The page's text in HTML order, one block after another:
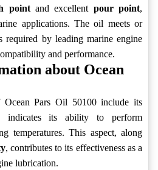
pointand excellent pour point,
applications. The oil meets or
required by leading marine engine
and performance.
about Ocean
Ocean Pars Oil 50100 include its
indicates its ability to perform
temperatures. This aspect, along
, contributes to its effectiveness as a
lubrication.